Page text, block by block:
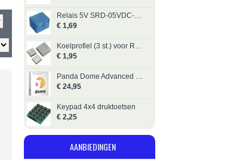
Relais 5V SRD-05VDC-SL-C (250V / 10A)
€ 1,69
Koelprofiel (3 st.) voor Raspberry Pi
€ 1,95
Panda Dome Advanced 1 Gebruiker
€ 24,95
Keypad 4x4 druktoetsen
€ 2,25
AANBIEDINGEN